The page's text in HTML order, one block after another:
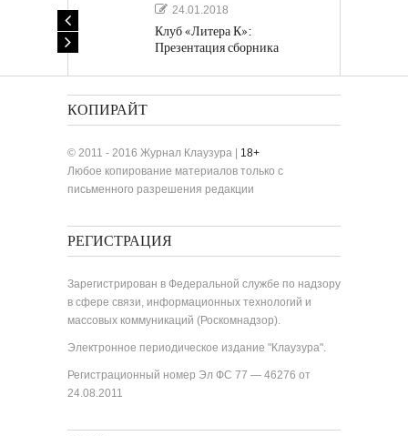
24.01.2018
Клуб «Литера К»:
Презентация сборника
КОПИРАЙТ
© 2011 - 2016 Журнал Клаузура | 18+
Любое копирование материалов только с
письменного разрешения редакции
РЕГИСТРАЦИЯ
Зарегистрирован в Федеральной службе по надзору
в сфере связи, информационных технологий и
массовых коммуникаций (Роскомнадзор).
Электронное периодическое издание "Клаузура".
Регистрационный номер Эл ФС 77 — 46276 от
24.08.2011